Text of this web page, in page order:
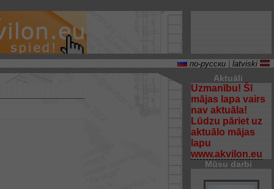
по-русски latviski
Aktuāli
Uzmanību! Šī
mājas lapa vairs
nav aktuāla!
Lūdzu pāriet uz
aktuālo mājas
lapu
www.akvilon.eu
Mūsu darbi